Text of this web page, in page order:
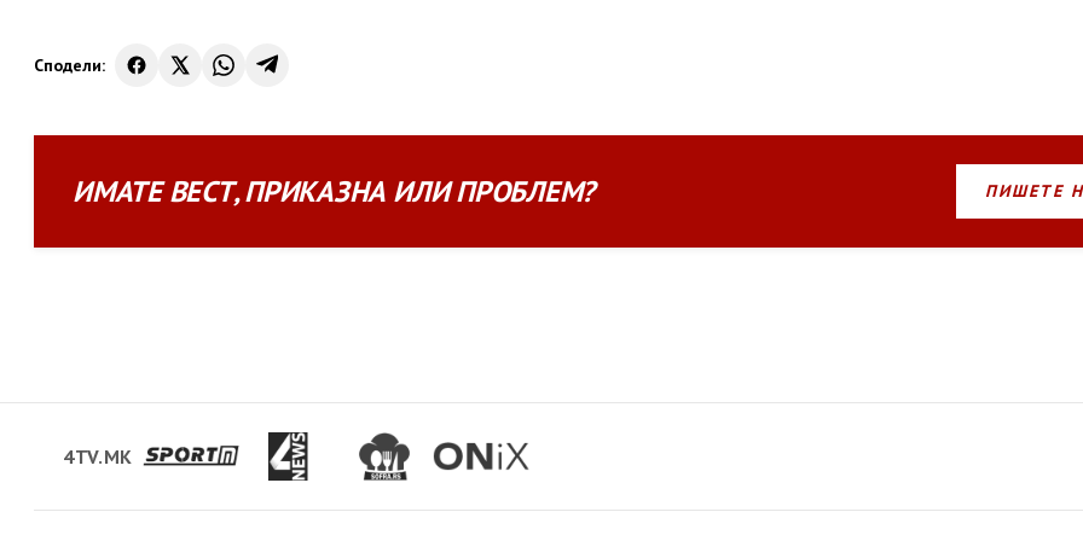
Сподели:
ИМАТЕВЕСТ,ПРИКАЗНА ИЛИПРОБЛЕМ? ПИШЕТЕ
4TV.MK